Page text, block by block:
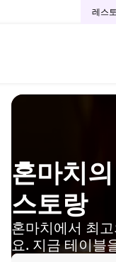
레스
혼마치
스토랑
혼마치에서 최
요. 지금 테이블